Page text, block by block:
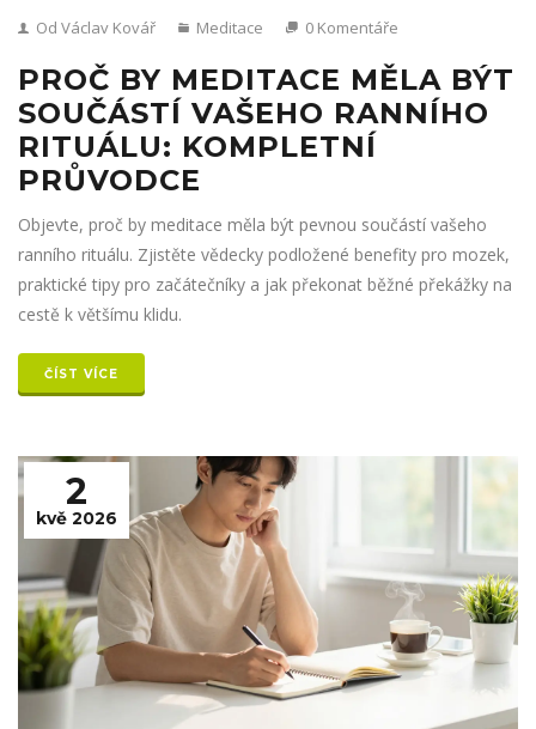
Od Václav Kovář Meditace 0 Komentáře
PROČ BY MEDITACE MĚLA BÝT
SOUČÁSTÍ VAŠEHO RANNÍHO
RITUÁLU: KOMPLETNÍ
PRŮVODCE
Objevte, proč by meditace měla být pevnou součástí vašeho
ranního rituálu. Zjistěte vědecky podložené benefity pro mozek,
praktické tipy pro začátečníky a jak překonat běžné překážky na
cestě k většímu klidu.
ČÍST VÍCE
2
kvě 2026